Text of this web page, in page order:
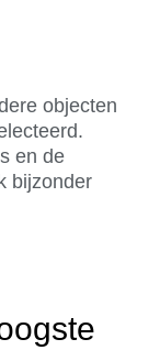
objecten
en de
bijzonder